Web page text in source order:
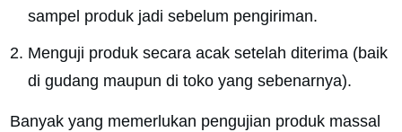
sampel produk jadi sebelum pengiriman.
Menguji produk secara acak setelah diterima (baik
di gudang maupun di toko yang sebenarnya).
Banyak yang memerlukan pengujian produk massal